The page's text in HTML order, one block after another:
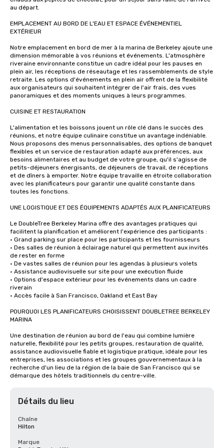
au départ.
EMPLACEMENT AU BORD DE L'EAU ET ESPACE ÉVÉNEMENTIEL
EXTÉRIEUR
Notre emplacement en bord de mer à la marina de Berkeley ajoute une
dimension mémorable à vos réunions et événements. L'atmosphère
riveraine environnante constitue un cadre idéal pour les pauses en
plein air, les réceptions de réseautage et les rassemblements de style
retraite. Les options d'événements en plein air offrent de la flexibilité
aux organisateurs qui souhaitent intégrer de l'air frais, des vues
panoramiques et des moments uniques à leurs programmes.
CUISINE ET RESTAURATION
L'alimentation et les boissons jouent un rôle clé dans le succès des
réunions, et notre équipe culinaire constitue un avantage indéniable.
Nous proposons des menus personnalisables, des options de banquet
flexibles et un service de restauration adapté aux préférences, aux
besoins alimentaires et au budget de votre groupe, qu'il s'agisse de
petits-déjeuners énergisants, de déjeuners de travail, de réceptions
et de dîners à emporter. Notre équipe travaille en étroite collaboration
avec les planificateurs pour garantir une qualité constante dans
toutes les fonctions.
UNE LOGISTIQUE ET DES ÉQUIPEMENTS ADAPTÉS AUX PLANIFICATEURS
Le DoubleTree Berkeley Marina offre des avantages pratiques qui
facilitent la planification et améliorent l'expérience des participants :
• Grand parking sur place pour les participants et les fournisseurs
• Des salles de réunion à éclairage naturel qui permettent aux invités
de rester en forme
• De vastes salles de réunion pour les agendas à plusieurs volets
• Assistance audiovisuelle sur site pour une exécution fluide
• Options d'espace extérieur pour les événements dans un cadre
riverain
• Accès facile à San Francisco, Oakland et East Bay
POURQUOI LES PLANIFICATEURS CHOISISSENT DOUBLETREE BERKELEY
MARINA
Une destination de réunion au bord de l'eau qui combine lumière
naturelle, flexibilité pour les petits groupes, restauration de qualité,
assistance audiovisuelle fiable et logistique pratique, idéale pour les
entreprises, les associations et les groupes gouvernementaux à la
recherche d'un lieu de la région de la baie de San Francisco qui se
démarque des hôtels traditionnels du centre-ville.
Détails du lieu
Chaîne
Hilton
Marque